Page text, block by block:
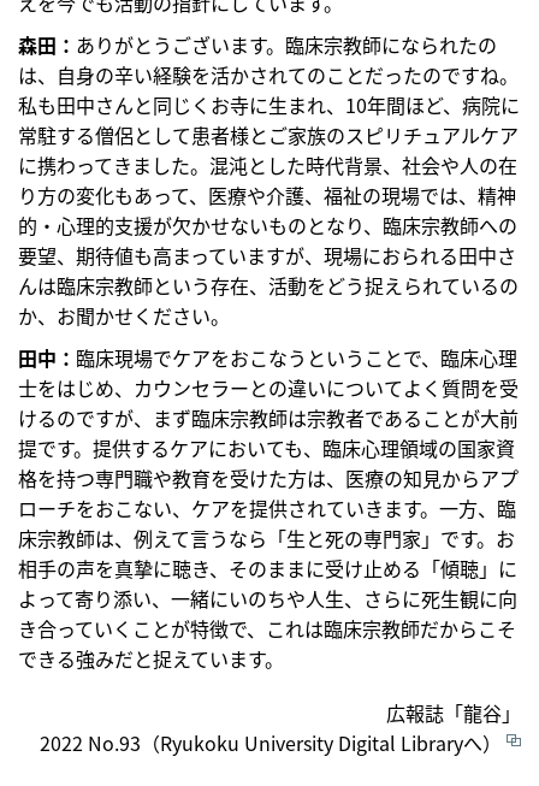
森田： ありがとうございます。臨床宗教師になられたの
は、自身の辛い経験を活かされてのことだったのですね。
私も田中さんと同じくお寺に生まれ、10年間ほど、病院に
常駐する僧侶として患者様とご家族のスピリチュアルケア
に携わってきました。混沌とした時代背景、社会や人の在
り方の変化もあって、医療や介護、福祉の現場では、精神
的・心理的支援が欠かせないものとなり、臨床宗教師への
要望、期待値も高まっていますが、現場におられる田中さ
んは臨床宗教師という存在、活動をどう捉えられているの
か、お聞かせください。
田中： 臨床現場でケアをおこなうということで、臨床心理
士をはじめ、カウンセラーとの違いについてよく質問を受
けるのですが、まず臨床宗教師は宗教者であることが大前
提です。提供するケアにおいても、臨床心理領域の国家資
格を持つ専門職や教育を受けた方は、医療の知見からアプ
ローチをおこない、ケアを提供されていきます。一方、臨
床宗教師は、例えて言うなら「生と死の専門家」です。お
相手の声を真摯に聴き、そのままに受け止める「傾聴」に
よって寄り添い、一緒にいのちや人生、さらに死生観に向
き合っていくことが特徴で、これは臨床宗教師だからこそ
できる強みだと捉えています。
広報誌「龍谷」
2022 No.93（Ryukoku University Digital Libraryへ）